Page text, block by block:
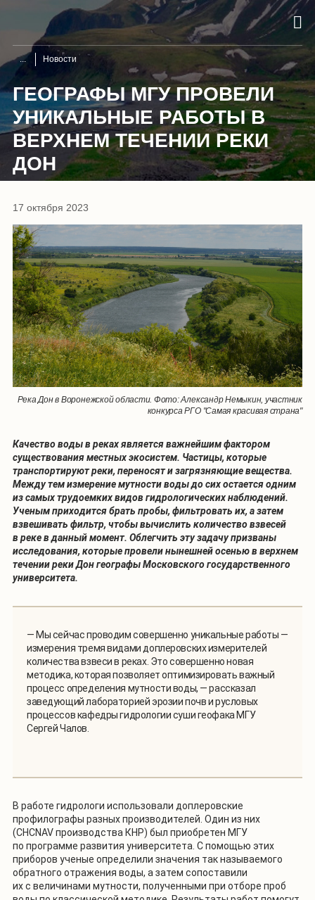
Новости
ГЕОГРАФЫ МГУ ПРОВЕЛИ
УНИКАЛЬНЫЕ РАБОТЫ В
ВЕРХНЕМ ТЕЧЕНИИ РЕКИ
ДОН
17 октября 2023
Река Дон в Воронежской области. Фото: Александр Немыкин, участник
конкурса РГО "Самая красивая страна"
Качество воды в реках является важнейшим фактором
существования местных экосистем. Частицы, которые
транспортируют реки, переносят и загрязняющие вещества.
Между тем измерение мутности воды до сих остается одним
из самых трудоемких видов гидрологических наблюдений.
Ученым приходится брать пробы, фильтровать их, а затем
взвешивать фильтр, чтобы вычислить количество взвесей
в реке в данный момент. Облегчить эту задачу призваны
исследования, которые провели нынешней осенью в верхнем
течении реки Дон географы Московского государственного
университета.
— Мы сейчас проводим совершенно уникальные работы —
измерения тремя видами доплеровских измерителей
количества взвеси в реках. Это совершенно новая
методика, которая позволяет оптимизировать важный
процесс определения мутности воды, — рассказал
заведующий лабораторией эрозии почв и русловых
процессов кафедры гидрологии суши геофака МГУ
Сергей Чалов.
В работе гидрологи использовали доплеровские
профилографы разных производителей. Один из них
(CHCNAV производства КНР) был приобретен МГУ
по программе развития университета. С помощью этих
приборов ученые определили значения так называемого
обратного отражения воды, а затем сопоставили
их с величинами мутности, полученными при отборе проб